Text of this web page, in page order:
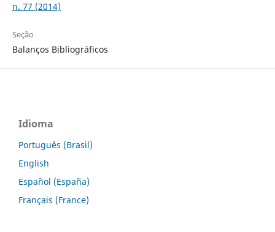
n. 77 (2014)
Seção
Balanços Bibliográficos
Idioma
Português (Brasil)
English
Español (España)
Français (France)